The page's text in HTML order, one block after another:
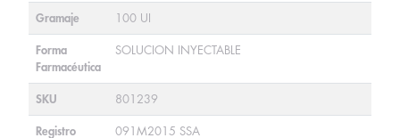
Gramaje 100 UI
Forma
Farmacéutica
SOLUCION INYECTABLE
SKU 801239
Registro
091M2015 SSA